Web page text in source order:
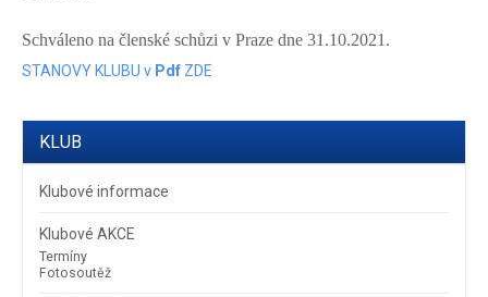
KLUB
Klubové informace
Klubové AKCE
Termíny
Fotosoutěž
Schváleno na členské schůzi v Praze dne 31.10.2021.
STANOVY KLUBU v Pdf ZDE